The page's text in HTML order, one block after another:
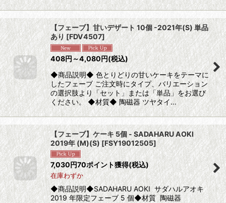
【フェーブ】甘いデザート 10個 -2021年(S) 単品
あり[FDV4507]
408円～4,080円(税込)
◆商品説明◆ 色とりどりの甘いケーキをテーマに
したフェーブ ご注文時にタイプ、バリエーション
の選択肢より「セット」または「単品」をお選び
ください。 ◆材質◆ 陶磁器 ツヤタイ…
【フェーブ】ケーキ 5個 - SADAHARU AOKI
2019年 (M)(S) [FSY19012505]
7,030円70ポイント獲得(税込)
在庫わずか
◆商品説明◆SADAHARU AOKI サダハルアオキ
2019 年限定フェーブ 5 個◆材質 陶磁器